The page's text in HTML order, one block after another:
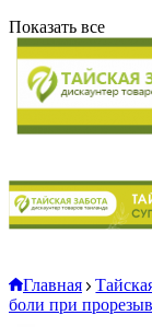
Показать все
Главная
боли при